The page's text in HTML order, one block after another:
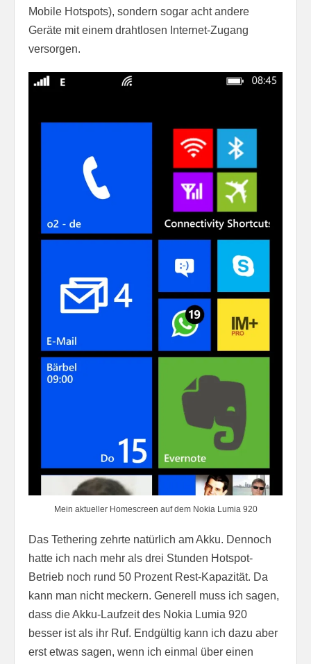
Mobile Hotspots), sondern sogar acht andere
Geräte mit einem drahtlosen Internet-Zugang
versorgen.
Mein aktueller Homescreen auf dem Nokia Lumia 920
Das Tethering zehrte natürlich am Akku. Dennoch
hatte ich nach mehr als drei Stunden Hotspot-
Betrieb noch rund 50 Prozent Rest-Kapazität. Da
kann man nicht meckern. Generell muss ich sagen,
dass die Akku-Laufzeit des Nokia Lumia 920
besser ist als ihr Ruf. Endgültig kann ich dazu aber
erst etwas sagen, wenn ich einmal über einen